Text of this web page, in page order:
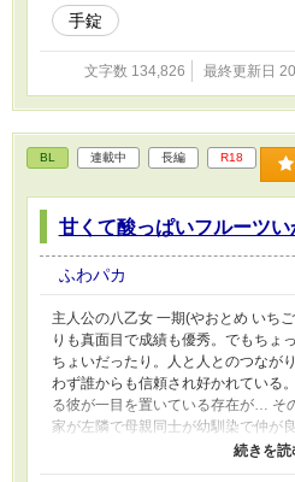
手錠
文字数 134,826 最終更新日
BL 連載中 長編 R18
甘くて酸っぱいフルーツい
ふわパカ
主人公の八乙女 一期(やおとめ いち
りも真面目で成績も優秀。でもちょ
ちょいだったり。人と人とのつなが
わず誰からも信頼され好かれている
る彼が一目を置いている存在が… そ
家が左隣で母親同士が幼馴染で仲が
ったり家族ぐるみで付き合いがあっ
ずっと一緒。彼らの名前は…兄が二